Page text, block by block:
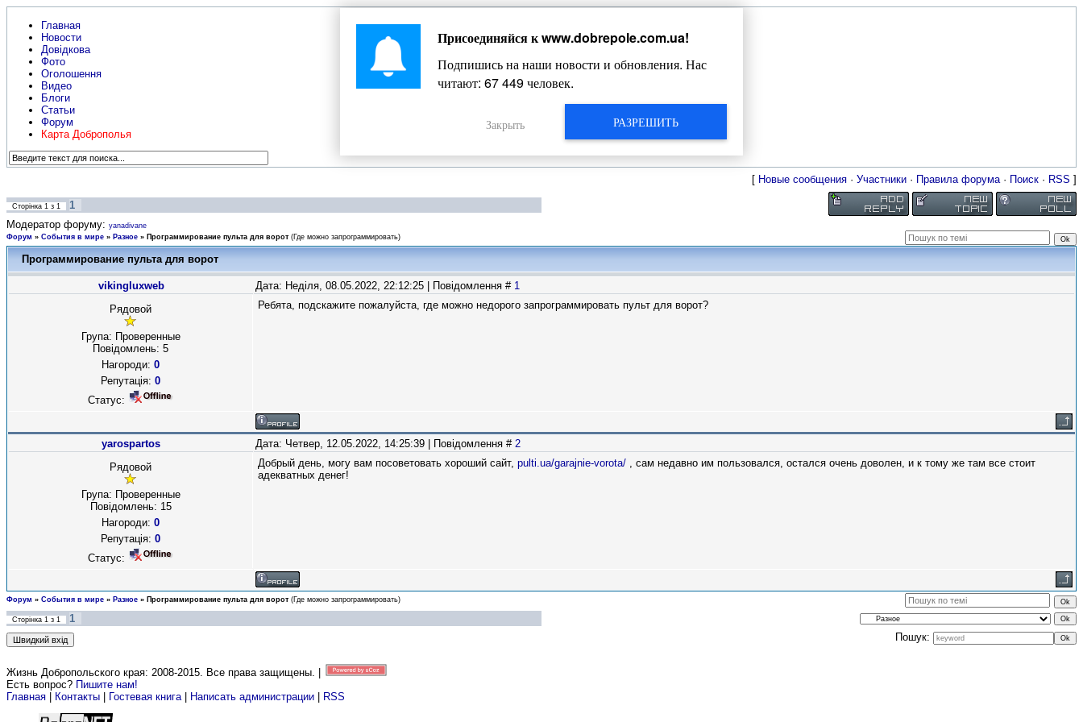
Главная
Новости
Довідкова
Фото
Оголошення
Видео
Блоги
Статьи
Форум
Карта Доброполья
Жизнь Добропольского края
[ Новые сообщения · Участники · Правила форума· Поиск · RSS ]
Сторінка 1 з 1
1
Модератор форуму: yanadivane
Форум » События в мире » Разное » Программирование пульта для ворот (Где можно запрограммировать)
Программирование пульта для ворот
vikingluxweb Дата: Неділя, 08.05.2022, 22:12:25 | Повідомлення # 1
Рядовой
Група: Проверенные
Повідомлень: 5
Нагороди: 0
Репутація: 0
Статус:
Ребята, подскажите пожалуйста, где можно недорого запрограммировать пульт для ворот?
yarospartos Дата: Четвер, 12.05.2022, 14:25:39 | Повідомлення # 2
Рядовой
Група: Проверенные
Повідомлень: 15
Нагороди: 0
Репутація: 0
Статус:
Добрый день, могу вам посоветовать хороший сайт, pulti.ua/garajnie-vorota/ , сам недавно им пользовался, остался очень доволен, и к тому же там все стоит
адекватных денег!
Форум » События в мире » Разное » Программирование пульта для ворот (Где можно запрограммировать)
Сторінка 1 з 1
1
Пошук:
Жизнь Добропольского края: 2008-2015. Все права защищены. |
Есть вопрос? Пишите нам!
Главная
Контакты Гостевая книга| Написать администрации RSS
Присоединяйся кwww.dobrepole.com.ua!
Подпишись на наши новости и обновления. Нас
читают: 67 455человек.
РАЗРЕШИТЬ
Закрыть